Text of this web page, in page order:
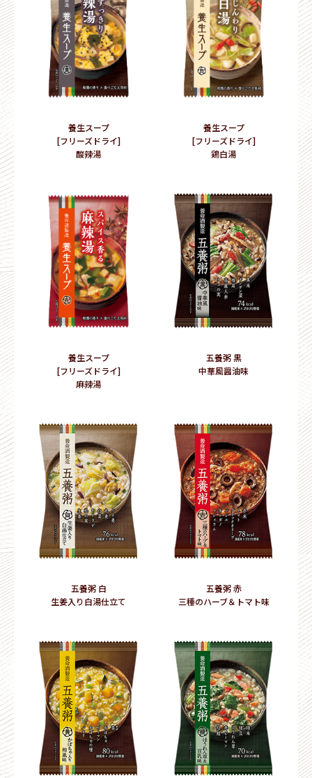
養生スープ
[フリーズドライ]
酸辣湯
養生スープ
[フリーズドライ]
鶏白湯
養生スープ
[フリーズドライ]
麻辣湯
五養粥 黒
中華風醤油味
五養粥 白
生姜入り白湯仕立て
五養粥 赤
三種のハーブ＆トマト味